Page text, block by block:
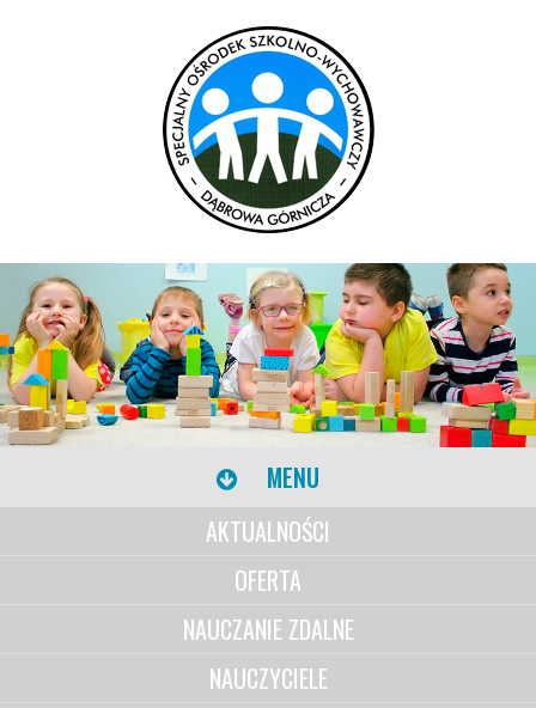
MENU
AKTUALNOŚCI
OFERTA
NAUCZANIE ZDALNE
NAUCZYCIELE